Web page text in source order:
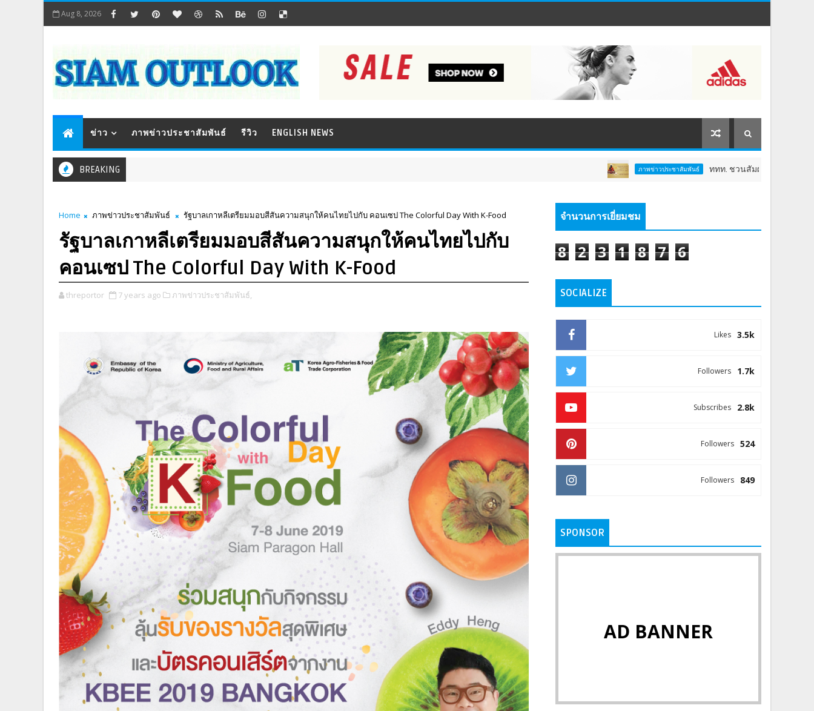
Aug 8, 2026
ข่าว ภาพข่าวประชาสัมพันธ์ รีวิว ENGLISH NEWS
BREAKING ภาพข่าวประชาสัมพันธ์ ททท. ชวนสัมผัสพลังแห่งศรัทธา ร่วมงาน
Home ภาพข่าวประชาสัมพันธ์ รัฐบาลเกาหลีเตรียมมอบสีสันความสนุกให้คนไทยไปกับ คอนเซป The Colorful Day With K-Food
รัฐบาลเกาหลีเตรียมมอบสีสันความสนุกให้คนไทยไปกับ
คอนเซป The Colorful Day With K-Food
threportor 7 years ago ภาพข่าวประชาสัมพันธ์,
จำนวนการเยี่ยมชม
8 2 3 1 8 7 6
SOCIALIZE
3.5k
Likes
1.7k
Followers
2.8k
Subscribes
524
Followers
849
Followers
SPONSOR
AD BANNER